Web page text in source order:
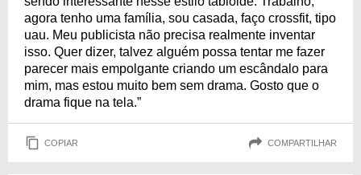
agora tenho uma família, sou casada, faço crossfit, tipo
uau. Meu publicista não precisa realmente inventar
isso. Quer dizer, talvez alguém possa tentar me fazer
parecer mais empolgante criando um escândalo para
mim, mas estou muito bem sem drama. Gosto que o
drama fique na tela.”
COPIAR COMPARTILHAR